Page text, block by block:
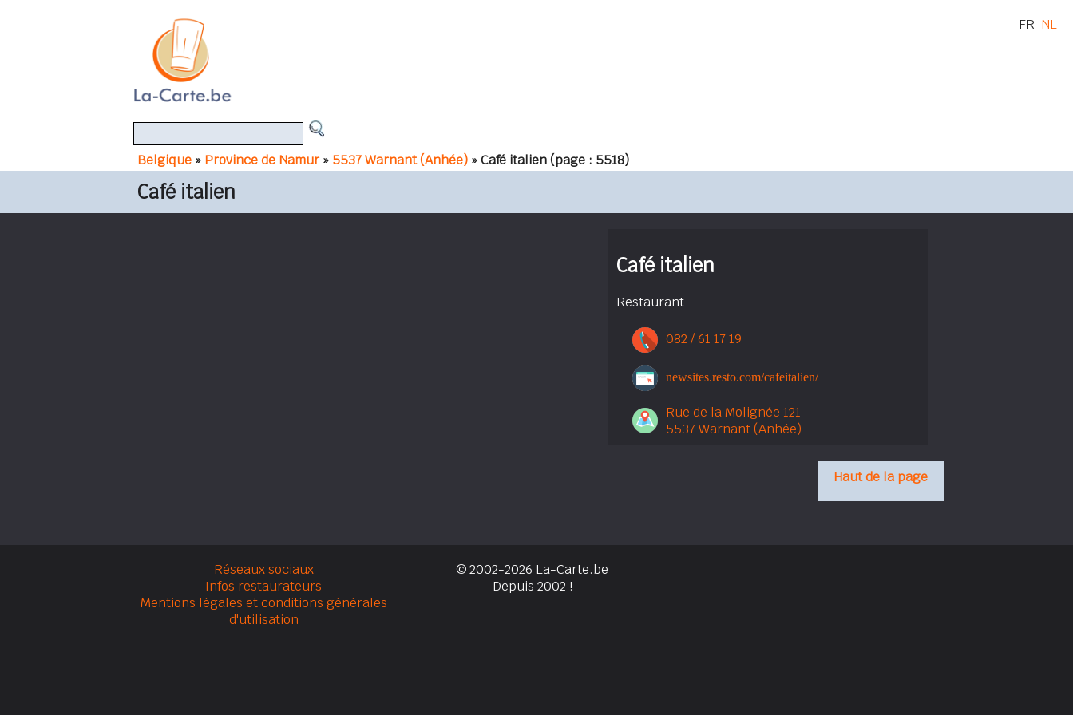
Belgique » Province de Namur» 5537 Warnant (Anhée) » Café italien(page : 5518)
FR NL
Café italien
Café italien
Restaurant
082 / 61 17 19
newsites.resto.com/cafeitalien/
Rue de la Molignée 121
5537 Warnant (Anhée)
Haut de la page
Réseaux sociaux
Infos restaurateurs
Mentions légales et conditions générales
d'utilisation
© 2002-2026 La-Carte.be
Depuis 2002 !